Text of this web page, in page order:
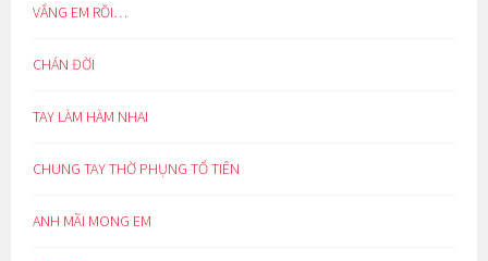
VẮNG EM RỒI…
CHÁN ĐỜI
TAY LÀM HÀM NHAI
CHUNG TAY THỜ PHỤNG TỔ TIÊN
ANH MÃI MONG EM